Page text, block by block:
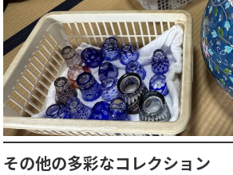
その他の多彩なコレクション